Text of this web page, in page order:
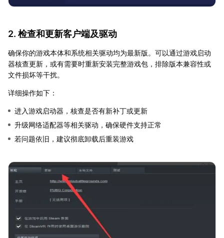
2. 检查和更新客户端及驱动
确保你的游戏本体和系统相关驱动均为最新版。可以通过游戏启动
器核查更新，或有需要时重新安装完整游戏包，排除版本兼容性或
文件损坏等干扰。
详细操作如下：
进入游戏启动器，核查是否有新补丁或更新
升级网络适配器等相关驱动，确保硬件支持正常
若问题依旧，建议彻底卸载后重装游戏